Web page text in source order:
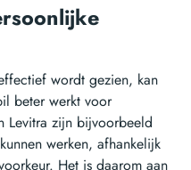
wordt gezien, kan
beter werkt voor
Levitra zijn bijvoorbeeld
werken, afhankelijk
Het is daarom aan